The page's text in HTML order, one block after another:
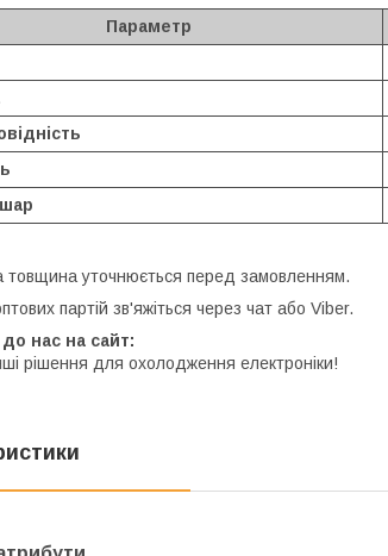
Параметр
товщина уточнюється перед замовленням.
партій зв'яжіться через чат або Viber.
нас на сайт:
рішення для охолодження електроніки!